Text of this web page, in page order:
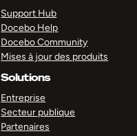
Support Hub
Docebo Help
Docebo Community
Mises à jour des produits
Solutions
Entreprise
Secteur publique
Partenaires